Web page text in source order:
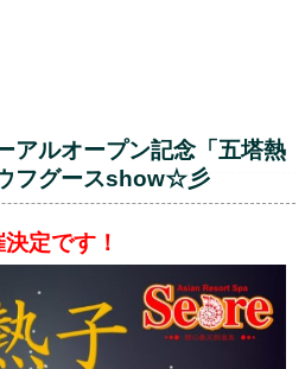
アルオープン記念「五塔熱
フグースshow☆彡
決定です！